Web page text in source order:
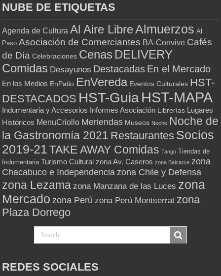
NUBE DE ETIQUETAS
Agenda de Cultura Al Aire LibreAlmuerzos Al
Paso Asociación de Comerciantes BA-Convive Cafés
de Día Celebraciones Cenas DELIVERY
Comidas Desayunos Destacadas En el Mercado
En los Medios EnPatio EnVereda Eventos Culturales HST-
DESTACADOS HST-GuiaHST-MAPA
Indumentaria y Accesorios Informes Asociación Librerías Lugares
Históricos MenuCriollo Meriendas Museos Noche Noche de
la Gastronomía 2021 Restaurantes Socios
2019-21 TAKE AWAY Comidas Tango Tiendas de
Indumentaria Turismo Cultural zona Av. Caseros zona Balcarce zona
Chacabuco e Independencia zona Chile y Defensa
zona Lezama zona Manzana de las Luces zona
Mercado zona Perú zona Perú Montserrat zona
Plaza Dorrego
REDES SOCIALES